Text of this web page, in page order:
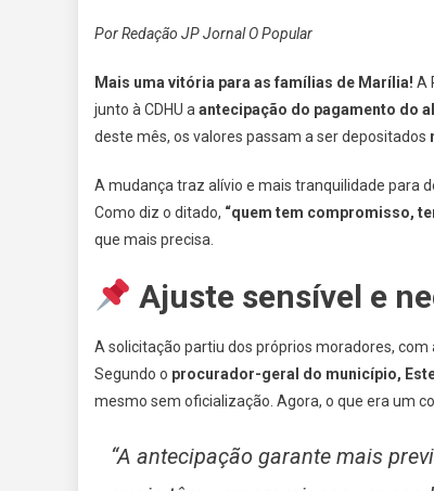
Por Redação JP Jornal O Popular
Mais uma vitória para as famílias de Marília! A
junto à CDHU a antecipação do pagamento do
deste mês, os valores passam a ser depositados
A mudança traz alívio e mais tranquilidade para
Como diz o ditado, “quem tem compromisso,
que mais precisa.
Ajuste sensível e
A solicitação partiu dos próprios moradores, com
Segundo o procurador-geral do município,
mesmo sem oficialização. Agora, o que era um
“A antecipação garante mais